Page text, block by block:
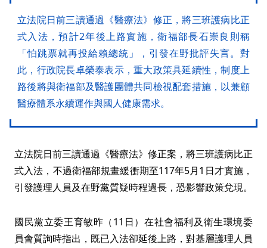
立法院日前三讀通過《醫療法》修正，將三班護病比正
式入法，預計2年後上路實施，衛福部長石崇良則稱
「怕跳票就再投給賴總統」，引發在野批評失言。對
此，行政院長卓榮泰表示，重大政策具延續性，制度上
路後將與衛福部及醫護團體共同檢視配套措施，以兼顧
醫療體系永續運作與國人健康需求。
立法院日前三讀通過《醫療法》修正案，將三班護病比正
式入法，不過衛福部規畫緩衝期至117年5月1日才實施，
引發護理人員及在野黨質疑時程過長，恐影響政策兌現。
國民黨立委王育敏昨（11日）在社會福利及衛生環境委
員會質詢時指出，既已入法卻延後上路，對基層護理人員